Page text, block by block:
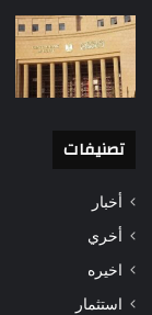
تصنيفات
أخبار
أخري
اخيره
استثمار